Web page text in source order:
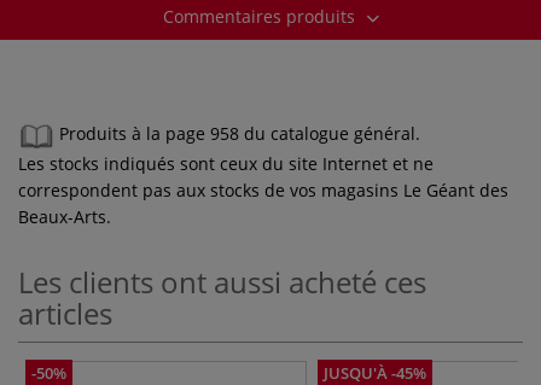
Commentaires produits
Produits à la page 958 du catalogue général.
Les stocks indiqués sont ceux du site Internet et ne
correspondent pas aux stocks de vos magasins Le Géant des
Beaux-Arts.
Les clients ont aussi acheté ces
articles
-50% JUSQU'À -45%